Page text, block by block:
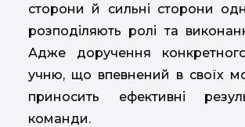
сторони й сильні сторони
розподіляють ролі та
Адже доручення
учню, що впевнений в своїх
приносить ефективні
команди.